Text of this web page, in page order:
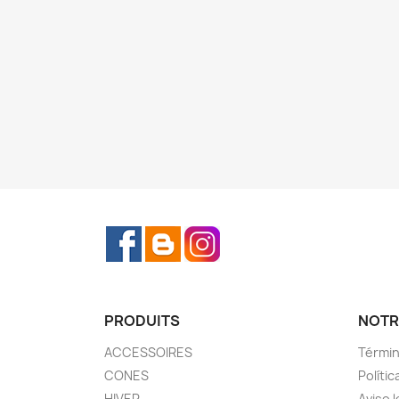
Facebook
Rss
PRODUITS
ACCESSOIRES
CONES